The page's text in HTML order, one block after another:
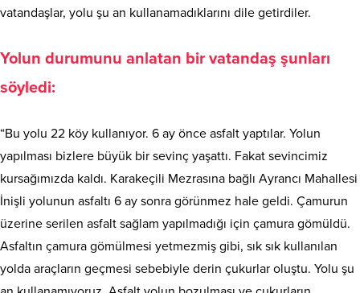
vatandaşlar, yolu şu an kullanamadıklarını dile getirdiler.
Yolun durumunu anlatan bir vatandaş şunları
söyledi:
“Bu yolu 22 köy kullanıyor. 6 ay önce asfalt yaptılar. Yolun
yapılması bizlere büyük bir sevinç yaşattı. Fakat sevincimiz
kursağımızda kaldı. Karakeçili Mezrasına bağlı Ayrancı Mahallesi
İnişli yolunun asfaltı 6 ay sonra görünmez hale geldi. Çamurun
üzerine serilen asfalt sağlam yapılmadığı için çamura gömüldü.
Asfaltın çamura gömülmesi yetmezmiş gibi, sık sık kullanılan
yolda araçların geçmesi sebebiyle derin çukurlar oluştu. Yolu şu